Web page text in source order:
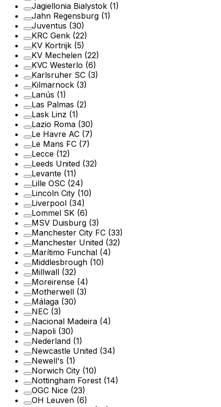
Jagiellonia Bialystok (1)
Jahn Regensburg (1)
Juventus (30)
KRC Genk (22)
KV Kortrijk (5)
KV Mechelen (22)
KVC Westerlo (6)
Karlsruher SC (3)
Kilmarnock (3)
Lanús (1)
Las Palmas (2)
Lask Linz (1)
Lazio Roma (30)
Le Havre AC (7)
Le Mans FC (7)
Lecce (12)
Leeds United (32)
Levante (11)
Lille OSC (24)
Lincoln City (10)
Liverpool (34)
Lommel SK (6)
MSV Duisburg (3)
Manchester City FC (33)
Manchester United (32)
Marítimo Funchal (4)
Middlesbrough (10)
Millwall (32)
Moreirense (4)
Motherwell (3)
Málaga (30)
NEC (3)
Nacional Madeira (4)
Napoli (30)
Nederland (1)
Newcastle United (34)
Newell's (1)
Norwich City (10)
Nottingham Forest (14)
OGC Nice (23)
OH Leuven (6)